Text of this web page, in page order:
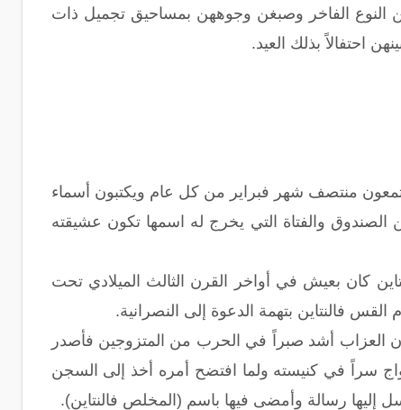
النوع الفاخر وصبغن وجوههن بمساحيق تجميل ذات
احتفالاً بذلك العيد.
منتصف شهر فبراير من كل عام ويكتبون أسماء
والفتاة التي يخرج له اسمها تكون عشيقته
كان بعيش في أواخر القرن الثالث الميلادي تحت
العزاب أشد صبراً في الحرب من المتزوجين فأصدر
سراً في كنيسته ولما افتضح أمره أخذ إلى السجن
رسالة وأمضى فيها باسم (المخلص فالنتاين).